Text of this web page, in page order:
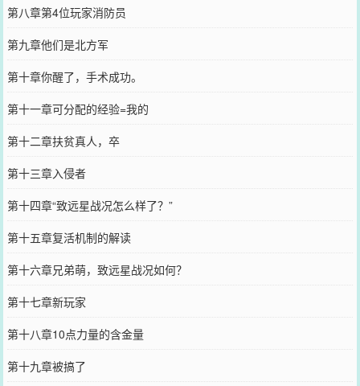
第八章第4位玩家消防员
第九章他们是北方军
第十章你醒了，手术成功。
第十一章可分配的经验=我的
第十二章扶贫真人，卒
第十三章入侵者
第十四章“致远星战况怎么样了？”
第十五章复活机制的解读
第十六章兄弟萌，致远星战况如何？
第十七章新玩家
第十八章10点力量的含金量
第十九章被搞了